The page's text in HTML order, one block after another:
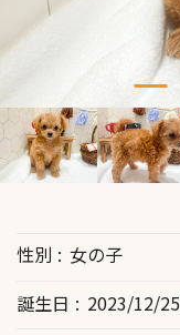
性別
女の子
誕生日
2023/12/25